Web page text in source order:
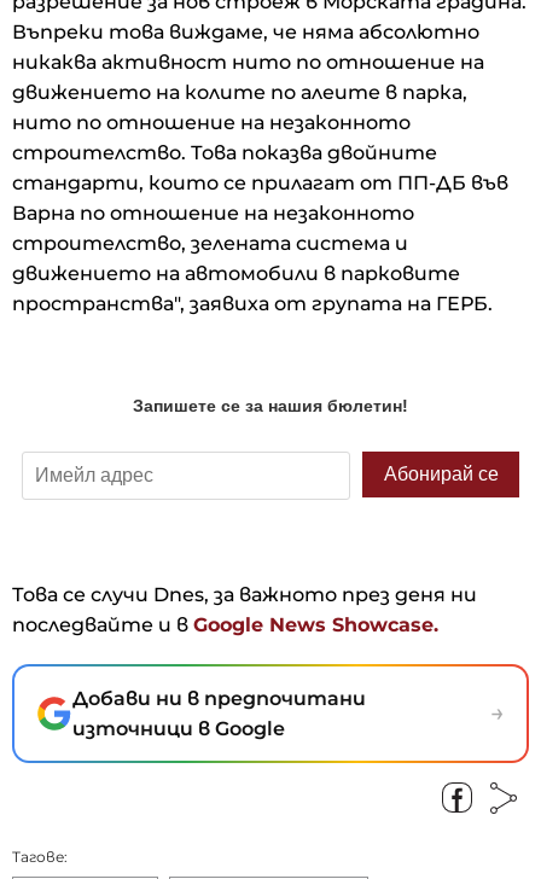
Въпреки това виждаме, че няма абсолютно
никаква активност нито по отношение на
движението на колите по алеите в парка,
нито по отношение на незаконното
строителство. Това показва двойните
стандарти, които се прилагат от ПП-ДБ във
Варна по отношение на незаконното
строителство, зелената система и
движението на автомобили в парковите
пространства", заявиха от групата на ГЕРБ.
Това се случи Dnes, за важното през деня ни
последвайте и в Google News Showcase.
Добави ни в предпочитани
източници в Google
→
Тагове: